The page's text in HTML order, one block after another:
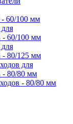
60/100 мм
- 60/100 мм
- 80/125 мм
для
- 80/80 мм
- 80/80 мм